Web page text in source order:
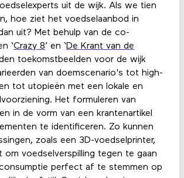
uit de wijk. Als we tien
hoe ziet het voedselaanbod in
uit? Met behulp van de co-
‘Crazy 8’ en ‘De Krant van de
toekomstbeelden voor de wijk
van doemscenario's tot high-
tot utopieën met een lokale en
Het formuleren van
in de vorm van een krantenartikel
te identificeren. Zo kunnen
zoals een 3D-voedselprinter,
om voedselverspilling tegen te gaan
perfect af te stemmen op